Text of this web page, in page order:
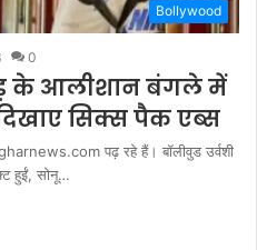
Bollywood
0
के आलीशान बंगले में
सिक्स पैक एब्स
पढ़ रहे हैं। बॉलीवुड उर्वशी
हुईं, सोनू…